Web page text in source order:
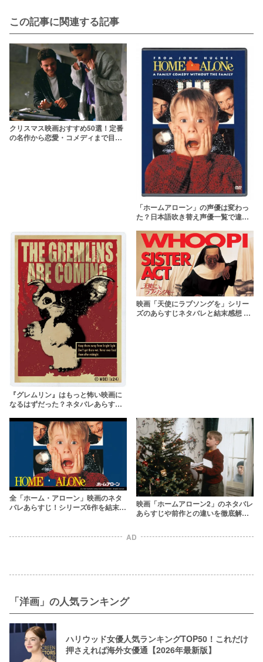
この記事に関連する記事
クリスマス映画おすすめ50選！定番
の名作から恋愛・コメディまで目的
「ホームアローン」の声優は変わっ
た？日本語吹き替え声優一覧で違い
『グレムリン』はもっと怖い映画に
なるはずだった？ネタバレあらすじ
映画「天使にラブソングを」シリー
ズのあらすじネタバレと結末感想 登
全「ホーム・アローン」映画のネタ
バレあらすじ！シリーズ6作を結末ま
映画「ホームアローン2」のネタバレ
あらすじや前作との違いを徹底解
AD
「洋画」の人気ランキング
ハリウッド女優人気ランキングTOP50！これだけ
押さえれば海外女優通【2026年最新版】